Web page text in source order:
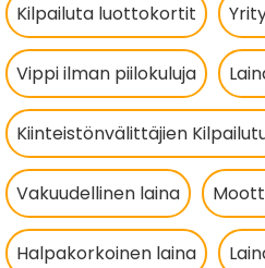
Kilpailuta luottokortit
Vippi ilman piilokuluja
Kiinteistönvälittäjien
Vakuudellinen laina
Halpakorkoinen laina